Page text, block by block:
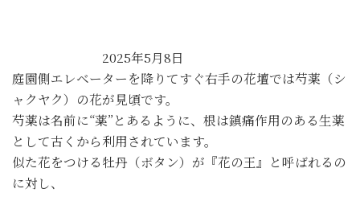
2025年5月8日
庭園側エレベーターを降りてすぐ右手の花壇では芍薬（シ
ャクヤク）の花が見頃です。
芍薬は名前に“薬”とあるように、根は鎮痛作用のある生薬
として古くから利用されています。
似た花をつける牡丹（ボタン）が『花の王』と呼ばれるの
に対し、